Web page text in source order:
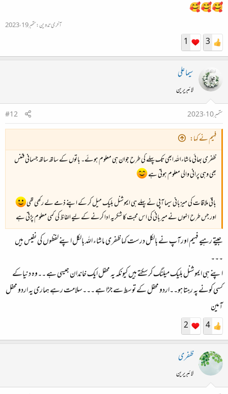
🥰🥰🥰
آخری تدوین:ستمبر 19، 2023
3
1
سیما علی
لائبریرین
ستمبر 10، 2023
#12
فہیم نے کہا:
ظفری بھائی ماشاءاللہ ابھی تک پہلے کی طرح جوان ہی معلوم ہوئے۔ باتوں کے ساتھ ساتھ جسمانی فٹنس
بھی وہی پرانی والی معلوم ہوتی ہے
باقی ملاقات کی میزبانی سیما آپی نے پہلے ہی ایموشنل بلیک میل کر کے اپنے ذمے لے رکھی تھی
اور جس طرح انہوں نے میربانی کی اس محبت کا شکریہ ادا کرنے کے لیے الفاظ کی کمی معلوم پڑتی ہے
جیتے رہیے فہیم اورآپ نے بالکل درست کہا ظفری ماشاء اللہ بالکل اپنے لفظوں کی نفیس ہیں
۔۔۔
اپنے ہی ایموشنل بلیک میلنگ کرسکتے ہیں کیونکہ یہ محفل ایک خاندان جیسی ہے ۔۔وہ دنیاکے
کسی کونے پہ رہتا ہو۔۔اردو محفل کے توسط سے جڑا ہے ۔۔۔سلامت رہے ہماری یہ اردو محفل
آمین
4
2
ظفری
لائبریرین